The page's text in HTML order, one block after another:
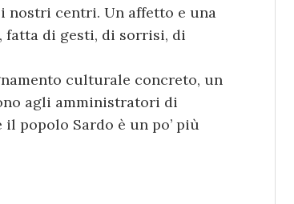
nostri centri. Un affetto e una
fatta di gesti, di sorrisi, di
culturale concreto, un
agli amministratori di
popolo Sardo è un po’ più